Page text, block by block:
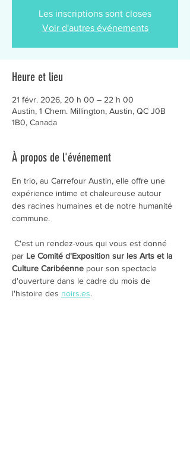
Les inscriptions sont closes
Voir d'autres événements
Heure et lieu
21 févr. 2026, 20 h 00 – 22 h 00
Austin, 1 Chem. Millington, Austin, QC J0B
1B0, Canada
À propos de l'événement
En trio, au Carrefour Austin, elle offre une
expérience intime et chaleureuse autour
des racines humaines et de notre humanité
commune.
par Le Comité d'Exposition sur les Arts et la
Culture Caribéenne pour son spectacle
d'ouverture dans le cadre du mois de
l'histoire des noirs.es.